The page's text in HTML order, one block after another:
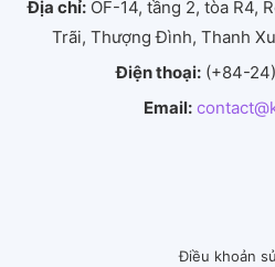
Địa chỉ:OF-14, tầng 2, tòa R4,
Trãi, Thượng Đình, Thanh
Điện thoại: (+84-
Email:
Điều khoản